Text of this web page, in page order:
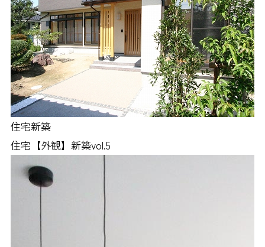
住宅新築
住宅【外観】新築vol.5